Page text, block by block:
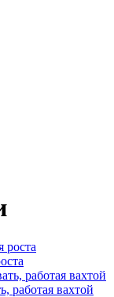
работая вахтой